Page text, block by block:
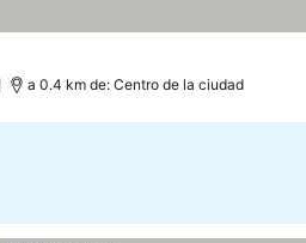
a 0.4 km de: Centro de la ciudad